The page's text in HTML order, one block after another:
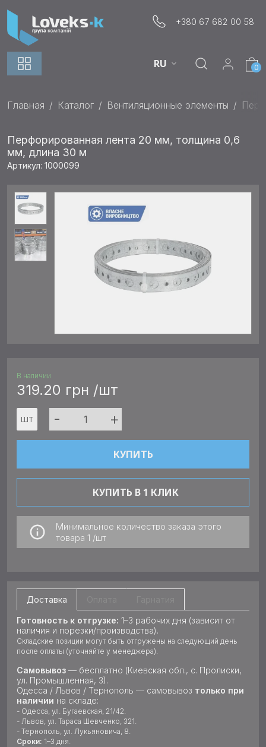
+380 67 682 00 58
RU 0
Главная Каталог Вентиляционные элементы
Перфорированная лента 20 мм, толщина 0,6
мм, длина 30 м
Артикул: 1000099
В наличии
319.20 грн /шт
ШТ - +
КУПИТЬ
КУПИТЬ В 1 КЛИК
Минимальное количество заказа этого
товара 1 /шт
Доставка
Готовность к отгрузке: 1–3 рабочих дня (зависит от
наличия и порезки/производства).
Складские позиции могут быть отгружены на следующий день
после оплаты (уточняйте у менеджера).
Самовывоз — бесплатно (Киевская обл., с. Пролиски,
ул. Промышленная, 3).
Одесса / Львов / Тернополь — самовывоз только при
наличии на складе:
- Одесса, ул. Бугаевская, 21/42.
- Львов, ул. Тараса Шевченко, 321.
- Тернополь, ул. Лукьяновича, 8.
Сроки: 1–3 дня.